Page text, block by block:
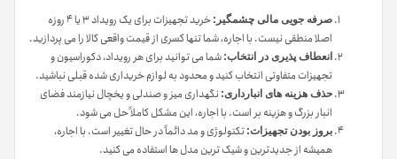
صرفه جویی مالی چشمگیر:
خرید تجهیزات برای یک رویداد ۳ یا ۴ روزه
اصلا منطقی نیست. با اجاره، شما تنها کسری از قیمت واقعی کالا را می پردازید.
انعطاف پذیری در انتخاب: شما می توانید برای هر رویداد، دکوراسیون و
تجهیزات متفاوتی انتخاب کنید و محدود به لوازم خریداری شده قبلی نباشید.
حذف هزینه های انبارداری: نگهداری میز و صندلی و یخچال نیازمند فضای
انبار بزرگ و هزینه بر است. با اجاره، این مشکل کاملاً حل می شود.
بروز بودن تجهیزات: تکنولوژی و مد دائماً در حال تغییر است. با اجاره،
همیشه از جدیدترین و شیک ترین مدل ها استفاده می کنید.